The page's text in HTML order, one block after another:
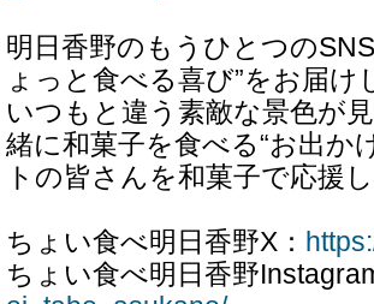
明日香野のもうひとつの
ょっと食べる喜び”をお届け
いつもと違う素敵な景色が
緒に和菓子を食べる“お出か
トの皆さんを和菓子で応援
ちょい食べ明日香野X：
ちょい食べ明日香野